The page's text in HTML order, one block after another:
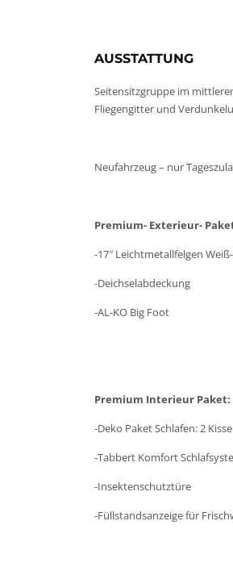
AUSSTATTUNG
Seitensitzgruppe im
Fliegengitter und
Neufahrzeug – nur
Premium- Exterieur-
-17″ Leichtmetallfelgen
-Deichselabdeckung
-AL-KO Big Foot
Premium Interieur Paket:
-Deko Paket Schlafen: 2
-Tabbert Komfort
-Insektenschutztüre
-Füllstandsanzeige für